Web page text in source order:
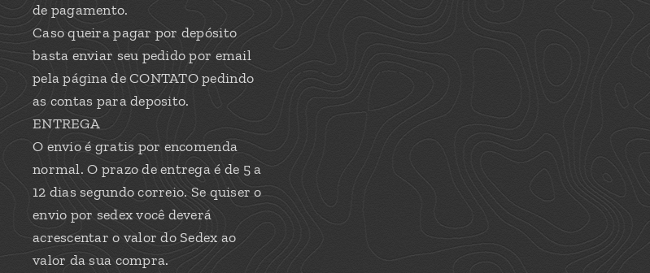
de pagamento.
Caso queira pagar por depósito
basta enviar seu pedido por email
pela página de CONTATO pedindo
as contas para deposito.
ENTREGA
O envio é gratis por encomenda
normal. O prazo de entrega é de 5 a
12 dias segundo correio. Se quiser o
envio por sedex você deverá
acrescentar o valor do Sedex ao
valor da sua compra.